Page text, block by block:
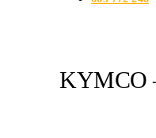
KYMCO